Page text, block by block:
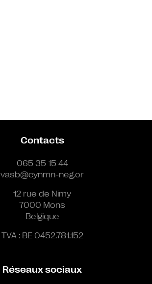
Contacts
065 35 15 44
vasb@cynmn-neg.or
12 rue de Nimy
7000 Mons
Belgique
TVA : BE 0452.781.152
Réseaux sociaux